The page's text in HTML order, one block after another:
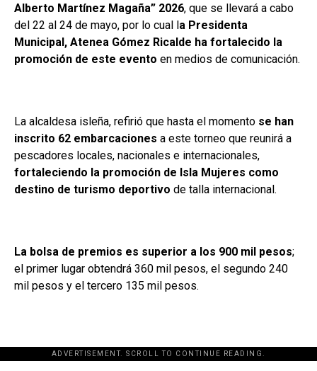
Alberto Martínez Magaña” 2026, que se llevará a cabo
del 22 al 24 de mayo, por lo cual la Presidenta
Municipal, Atenea Gómez Ricalde ha fortalecido la
promoción de este evento en medios de comunicación.
La alcaldesa isleña, refirió que hasta el momento se han
inscrito 62 embarcaciones a este torneo que reunirá a
pescadores locales, nacionales e internacionales,
fortaleciendo la promoción de Isla Mujeres como
destino de turismo deportivo de talla internacional.
La bolsa de premios es superior a los 900 mil pesos;
el primer lugar obtendrá 360 mil pesos, el segundo 240
mil pesos y el tercero 135 mil pesos.
ADVERTISEMENT. SCROLL TO CONTINUE READING.
[adsforwp id="243463"]